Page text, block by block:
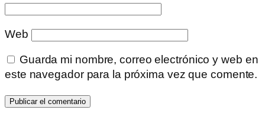
Web
Guarda mi nombre, correo electrónico y web en
este navegador para la próxima vez que comente.